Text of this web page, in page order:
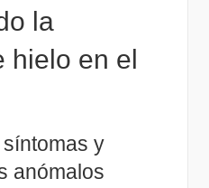
la
hielo en el
síntomas y
anómalos